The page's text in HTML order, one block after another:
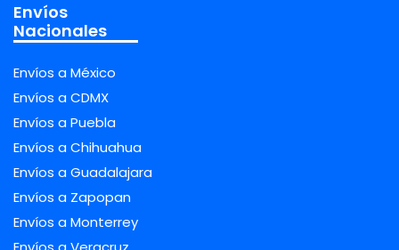
Envíos
Nacionales
Envíos a México
Envíos a CDMX
Envíos a Puebla
Envíos a Chihuahua
Envíos a Guadalajara
Envíos a Zapopan
Envíos a Monterrey